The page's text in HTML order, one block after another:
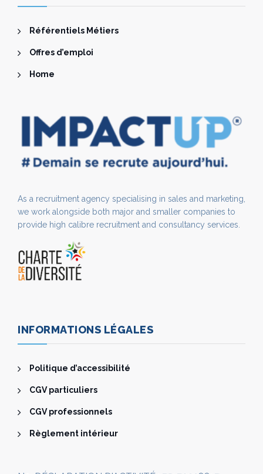
Référentiels Métiers
Offres d’emploi
Home
As a recruitment agency specialising in sales and marketing,
we work alongside both major and smaller companies to
provide high calibre recruitment and consultancy services.
INFORMATIONS LÉGALES
Politique d’accessibilité
CGV particuliers
CGV professionnels
Règlement intérieur